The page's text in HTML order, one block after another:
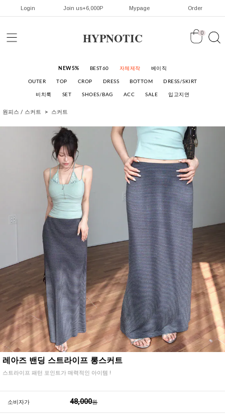
Login Join us+6,000P Mypage Order
HYPNOTIC 0
NEW5% BEST60 자체제작 베이직
OUTER TOP CROP DRESS BOTTOM DRESS/SKIRT
비치룩 SET SHOES/BAG ACC SALE 입고지연
원피스 / 스커트 스커트
레아즈 밴딩 스트라이프 롱스커트
스트라이프 패턴 포인트가 매력적인 아이템 !
소비자가 48,000원